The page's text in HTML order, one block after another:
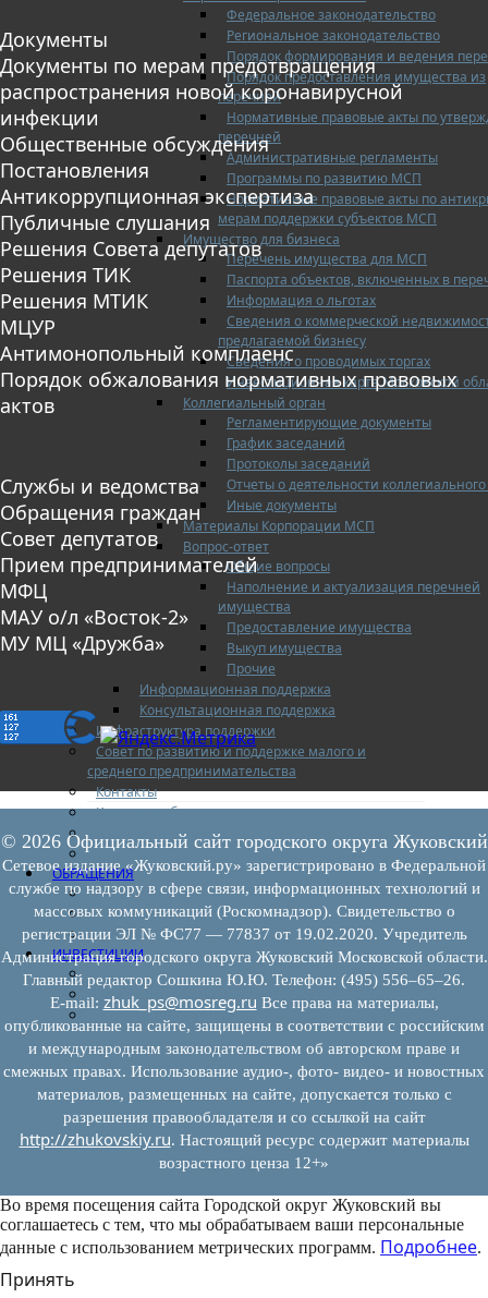
Федеральное законодательство
Региональное законодательство
Порядок формирования и ведения
Порядок предоставления имущества из
перечней
Нормативные правовые акты по
перечней
Административные регламенты
Программы по развитию МСП
Нормативные правовые акты по
мерам поддержки субъектов МСП
Имущество для бизнеса
Перечень имущества для МСП
Паспорта объектов, включенных в
Информация о льготах
Сведения о коммерческой
предлагаемой бизнесу
Сведения о проводимых торгах
Инвестиционная карта Московской
Коллегиальный орган
Регламентирующие документы
График заседаний
Протоколы заседаний
Отчеты о деятельности
Иные документы
Материалы Корпорации МСП
Вопрос-ответ
Общие вопросы
Наполнение и актуализация перечней
имущества
Предоставление имущества
Выкуп имущества
Прочие
Информационная поддержка
Консультационная поддержка
Инфраструктура поддержки
Совет по развитию и поддержке малого и
среднего предпринимательства
Контакты
Книга жалоб
Законодательство
Конкурсы
ОБРАЩЕНИЯ
Обращения граждан
Графики личного приема граждан
Информация
ИНВЕСТИЦИИ
Инвестиционный паспорт
Муниципально-частное партнерство
Новости инвестиций
Документы
Документы по мерам предотвращения
распространения новой коронавирусной
инфекции
Общественные обсуждения
Постановления
Антикоррупционная экспертиза
Публичные слушания
Решения Совета депутатов
Решения ТИК
Решения МТИК
МЦУР
Антимонопольный комплаенс
Порядок обжалования нормативных правовых
актов
Службы и ведомства
Обращения граждан
Совет депутатов
Прием предпринимателей
МФЦ
МАУ о/л «Восток-2»
МУ МЦ «Дружба»
© 2026 Официальный сайт городского округа Жуковский
Сетевое издание «Жуковский.ру» зарегистрировано в Федеральной
службе по надзору в сфере связи, информационных технологий и
массовых коммуникаций (Роскомнадзор). Свидетельство о
регистрации ЭЛ № ФС77 — 77837 от 19.02.2020. Учредитель
Администрация городского округа Жуковский Московской области.
Главный редактор Сошкина Ю.Ю. Телефон: (495) 556–65–26.
E‑mail: zhuk_ps@mosreg.ru Все права на материалы,
опубликованные на сайте, защищены в соответствии с российским
и международным законодательством об авторском праве и
смежных правах. Использование аудио-, фото- видео- и новостных
материалов, размещенных на сайте, допускается только с
разрешения правообладателя и со ссылкой на сайт
http://zhukovskiy.ru. Настоящий ресурс содержит материалы
возрастного ценза 12+»
Во время посещения сайта Городской округ Жуковский вы
соглашаетесь с тем, что мы обрабатываем ваши персональные
данные с использованием метрических программ. Подробнее.
Принять